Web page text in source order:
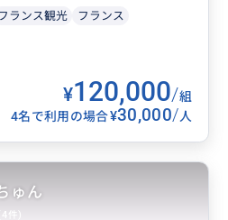
ランス観光
フランス
¥120,000/組
4名で利用の場合¥30,000/人
ゅん
件)